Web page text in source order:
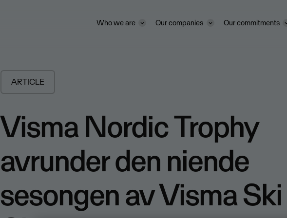
Who we are Our companies Our commitments
ARTICLE
Visma Nordic Trophy
avrunder den niende
sesongen av Visma Ski